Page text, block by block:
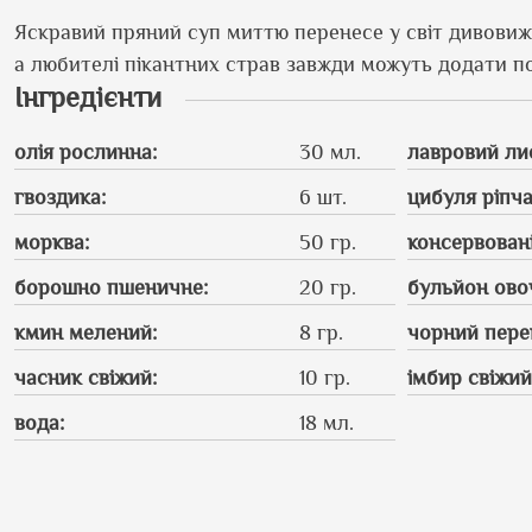
Яскравий пряний суп миттю перенесе у світ
а любителі пікантних страв завжди можуть додати
Інгредієнти
олія рослинна: 30 мл.
лавровий
гвоздика: 6 шт.
цибуля
морква: 50 гр.
борошно пшеничне: 20 гр.
бульйон
кмин мелений: 8 гр.
чорний
часник свіжий: 10 гр.
імбир свіжий
вода: 18 мл.